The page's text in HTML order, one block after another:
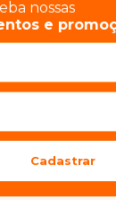
nossas
e